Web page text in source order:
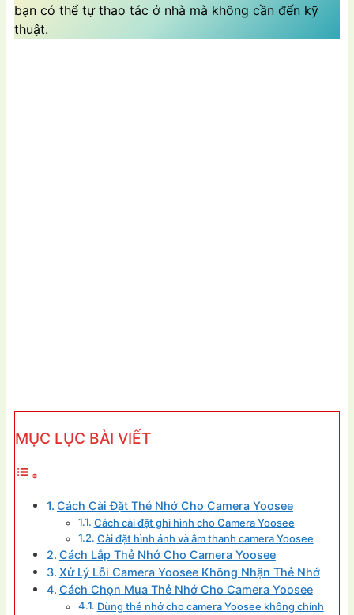
bạn có thể tự thao tác ở nhà mà không cần đến kỹ
thuật.
MỤC LỤC BÀI VIẾT
Cách Cài Đặt Thẻ Nhớ Cho Camera Yoosee
Cách cài đặt ghi hình cho Camera Yoosee
Cài đặt hình ảnh và âm thanh camera Yoosee
Cách Lắp Thẻ Nhớ Cho Camera Yoosee
Xử Lý Lỗi Camera Yoosee Không Nhận Thẻ Nhớ
Cách Chọn Mua Thẻ Nhớ Cho Camera Yoosee
Dùng thẻ nhớ cho camera Yoosee không chính